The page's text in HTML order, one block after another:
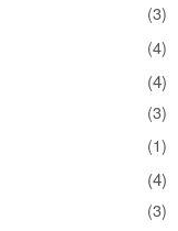
(3)
(4)
(4)
(3)
(1)
(4)
(3)